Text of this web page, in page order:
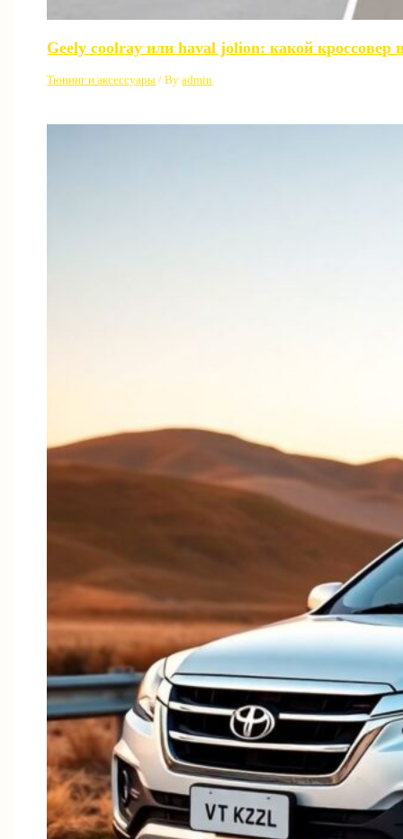
Geely coolray или haval jolion: какой кроссовер
Тюнинг и аксессуары / Byadmin